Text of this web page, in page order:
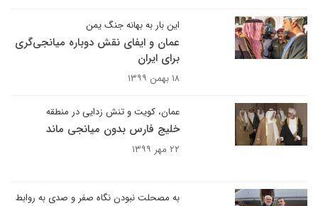
این بار به بهانه جنگ یمن
عمان و ایفای نقش دوباره میانجی‌گری
برای ایران
۱۸ بهمن ۱۳۹۹
عمان، کویت و تنش زدایی در منطقه
خلیج فارس بدون میانجی ماند
۲۲ مهر ۱۳۹۹
به مصحلت نبودن نگاه صفر و صدی به روابط